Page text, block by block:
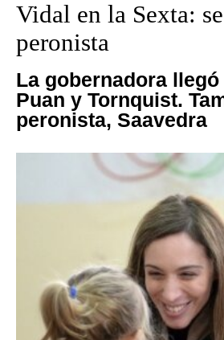
Vidal en la Sexta:
peronista
La gobernadora
Puan y Tornquist.
peronista, Saavedra